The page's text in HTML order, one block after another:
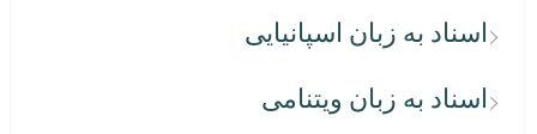
اسناد به زبان اسپانیایی
اسناد به زبان ویتنامی